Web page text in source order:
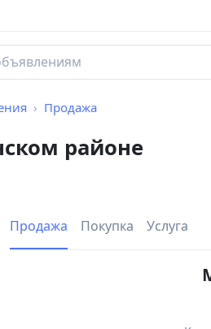
Продажа
районе
Продажа Покупка Услуга